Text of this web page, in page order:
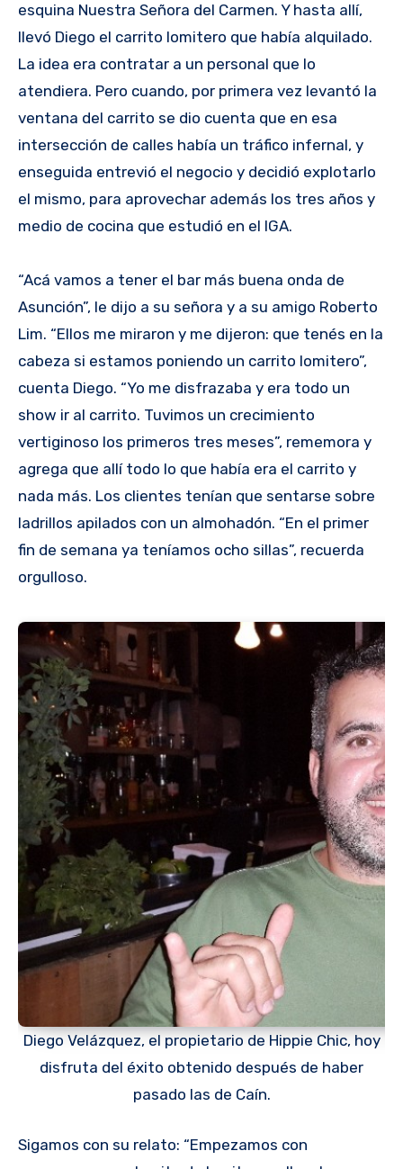
esquina Nuestra Señora del Carmen. Y hasta allí,
llevó Diego el carrito lomitero que había alquilado.
La idea era contratar a un personal que lo
atendiera. Pero cuando, por primera vez levantó la
ventana del carrito se dio cuenta que en esa
intersección de calles había un tráfico infernal, y
enseguida entrevió el negocio y decidió explotarlo
el mismo, para aprovechar además los tres años y
medio de cocina que estudió en el IGA.
“Acá vamos a tener el bar más buena onda de
Asunción”, le dijo a su señora y a su amigo Roberto
Lim. “Ellos me miraron y me dijeron: que tenés en la
cabeza si estamos poniendo un carrito lomitero”,
cuenta Diego. “Yo me disfrazaba y era todo un
show ir al carrito. Tuvimos un crecimiento
vertiginoso los primeros tres meses”, rememora y
agrega que allí todo lo que había era el carrito y
nada más. Los clientes tenían que sentarse sobre
ladrillos apilados con un almohadón. “En el primer
fin de semana ya teníamos ocho sillas”, recuerda
orgulloso.
Diego Velázquez, el propietario de Hippie Chic, hoy
disfruta del éxito obtenido después de haber
pasado las de Caín.
Sigamos con su relato: “Empezamos con